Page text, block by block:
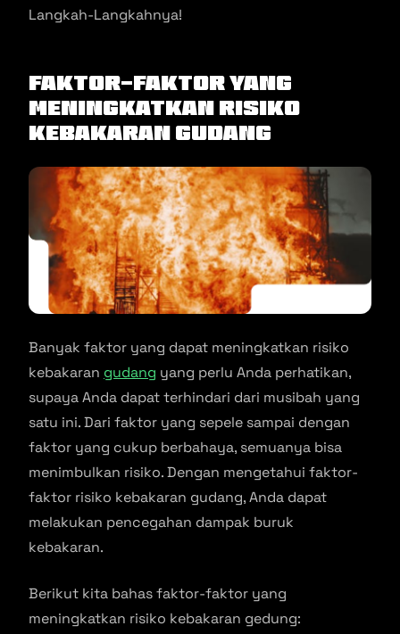
Langkah-Langkahnya!
Faktor-Faktor yang
Meningkatkan Risiko
Kebakaran Gudang
Banyak faktor yang dapat meningkatkan risiko
kebakaran gudang yang perlu Anda perhatikan,
supaya Anda dapat terhindari dari musibah yang
satu ini. Dari faktor yang sepele sampai dengan
faktor yang cukup berbahaya, semuanya bisa
menimbulkan risiko. Dengan mengetahui faktor-
faktor risiko kebakaran gudang, Anda dapat
melakukan pencegahan dampak buruk
kebakaran.
Berikut kita bahas faktor-faktor yang
meningkatkan risiko kebakaran gedung: